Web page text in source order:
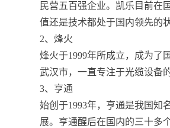
民营五百强企业。凯乐目前在
值还是技术都处于国内领先的状
2、烽火
烽火于1999年所成立，成为了
武汉市，一直专注于光缆设备
3、亨通
始创于1993年，亨通是我国知
展。亨通醒后在国内的三十多